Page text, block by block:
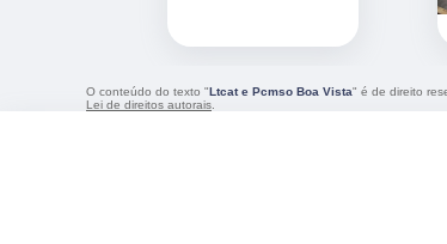
O conteúdo do texto "Ltcat e Pcmso Boa Vista" é de direito
Lei de direitos autorais